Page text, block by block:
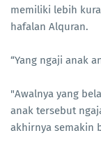
memiliki lebih
hafalan Alquran.
“Yang ngaji anak
"Awalnya yang
anak tersebut
akhirnya semakin